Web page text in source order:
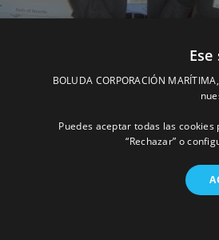
BOLUDA CORPORACIÓN
Puedes aceptar todas las
“Rechazar” o